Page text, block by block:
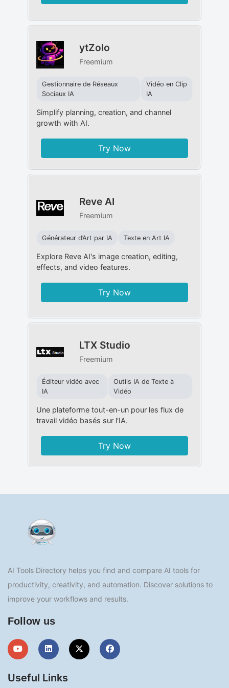
ytZolo
Freemium
Gestionnaire de Réseaux
Sociaux IA
Vidéo en Clip
IA
Simplify planning, creation, and channel
growth with AI.
Try Now
Reve AI
Freemium
Générateur d’Art par IA Texte en Art IA
Explore Reve AI's image creation, editing,
effects, and video features.
Try Now
LTX Studio
Freemium
Éditeur vidéo avec
IA
Outils IA de Texte à
Vidéo
Une plateforme tout-en-un pour les flux de
travail vidéo basés sur l'IA.
Try Now
AI Tools Directory helps you find and compare AI tools for
productivity, creativity, and automation. Discover solutions to
improve your workflows and results.
Follow us
Useful Links